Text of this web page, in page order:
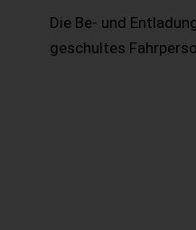
Die Be- und
geschultes